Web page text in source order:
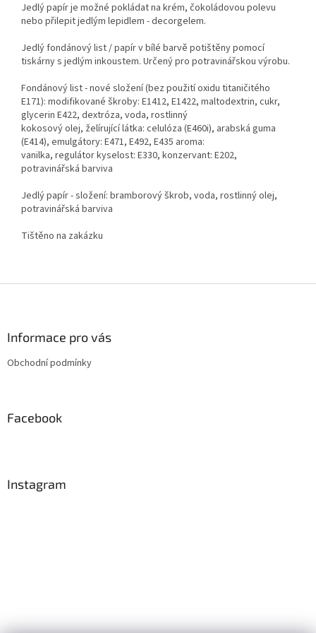
Jedlý papír je možné pokládat na krém, čokoládovou polevu
nebo přilepit jedlým lepidlem - decorgelem.
Jedlý fondánový list / papír v bílé barvě potištěny pomocí
tiskárny s jedlým inkoustem. Určený pro potravinářskou výrobu.
Fondánový list - nové složení (bez použití oxidu titaničitého
E171): modifikované škroby: E1412, E1422, maltodextrin, cukr,
glycerin E422, dextróza, voda, rostlinný
kokosový olej, želírující látka: celulóza (E460i), arabská guma
(E414), emulgátory: E471, E492, E435 aroma:
vanilka, regulátor kyselost: E330, konzervant: E202,
potravinářská barviva
Jedlý papír - složení: bramborový škrob, voda, rostlinný olej,
potravinářská barviva
Tištěno na zakázku
Informace pro vás
Obchodní podmínky
Facebook
Instagram